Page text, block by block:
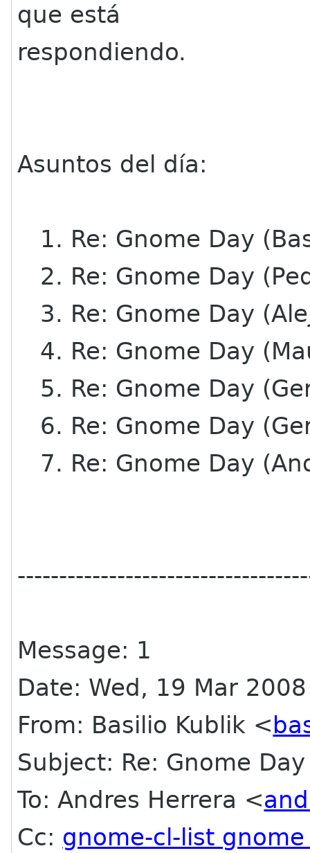
que está
respondiendo.
Asuntos del día:
1. Re: Gnome Day
2. Re: Gnome Day
3. Re: Gnome Day
4. Re: Gnome Day
5. Re: Gnome Day
6. Re: Gnome Day
7. Re: Gnome Day
Message: 1
Date: Wed, 19 Mar
From: Basilio Kublik <
Subject: Re: Gnome Day
To: Andres Herrera <
Cc: gnome-cl-list